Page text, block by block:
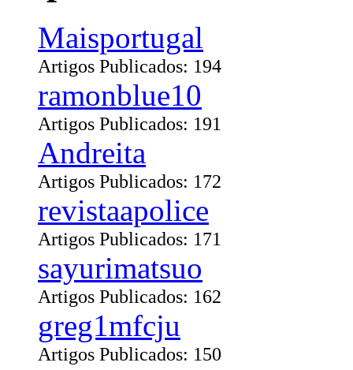
Maisportugal
Artigos Publicados: 194
ramonblue10
Artigos Publicados: 191
Andreita
Artigos Publicados: 172
revistaapolice
Artigos Publicados: 171
sayurimatsuo
Artigos Publicados: 162
greg1mfcju
Artigos Publicados: 150